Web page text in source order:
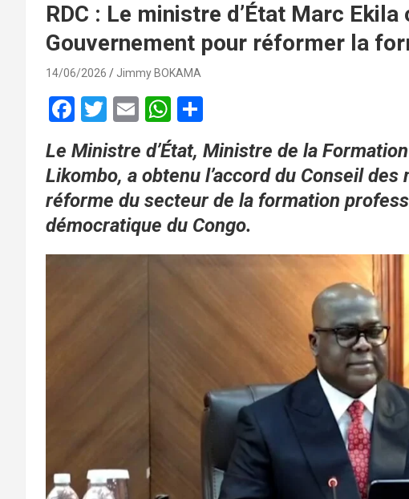
RDC : Le ministre d’État Marc
Gouvernement pour réformer la
14/06/2026 Jimmy BOKAMA
F
ce
b
o
o
k
T
wi
tt
er
E
m
ail
W
h
at
s
A
p
p
ar
ta
g
er
Le Ministre d’État, Ministre de la
Likombo, a obtenu l’accord du Conseil
réforme du secteur de la formation
démocratique du Congo.